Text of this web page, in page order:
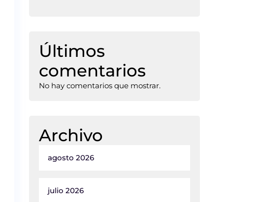
Últimos
comentarios
No hay comentarios que mostrar.
Archivo
agosto 2026
julio 2026